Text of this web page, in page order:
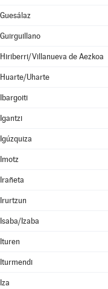
Guesálaz
Guirguillano
Hiriberri/Villanueva de Aezkoa
Huarte/Uharte
Ibargoiti
Igantzi
Igúzquiza
Imotz
Irañeta
Irurtzun
Isaba/Izaba
Ituren
Iturmendi
Iza